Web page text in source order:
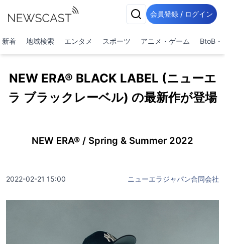
会員登録 / ログイン
新着 地域検索 エンタメ スポーツ アニメ・ゲーム BtoB・
NEW ERA® BLACK LABEL (ニューエ
ラ ブラックレーベル) の最新作が登場
NEW ERA® / Spring & Summer 2022
2022-02-21 15:00 ニューエラジャパン合同会社